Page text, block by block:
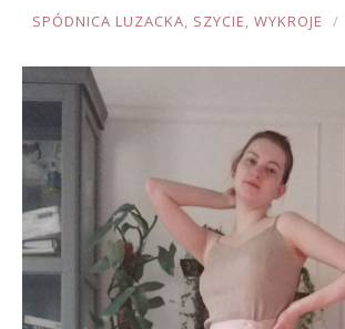
JOULE
SPÓDNICA LUZACKA, SZYCIE, WYKROJE